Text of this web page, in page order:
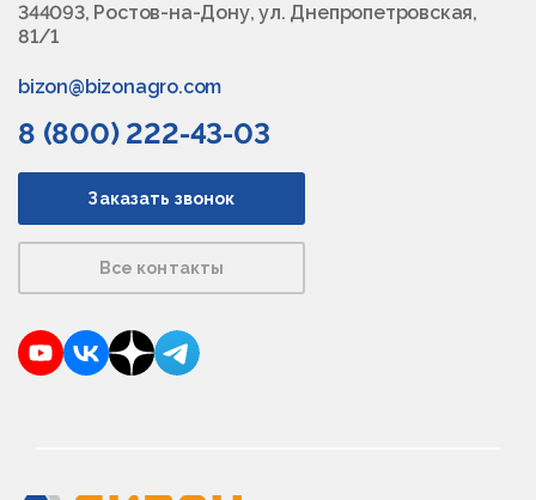
344093, Ростов-на-Дону, ул. Днепропетровская,
81/1
bizon@bizonagro.com
8 (800) 222-43-03
Заказать звонок
Все контакты
YouTubeVKontakte
DzenTelegram